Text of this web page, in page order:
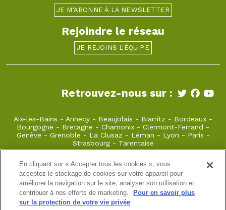
JE M'ABONNE À LA NEWSLETTER
Rejoindre le réseau
JE REJOINS L'ÉQUIPE
Retrouvez-nous sur :
Aix-les-Bains - Annecy - Beaujolais - Biarritz - Bordeaux -
Bourgogne - Bretagne - Chamonix - Clermont-Ferrand -
Genève - Grenoble - La Clusaz - Léman - Lyon - Paris -
Strasbourg- Tarentaise
laclusaz@takamaka.fr
04 50 45 60 61 . 74220 La Clusaz
En cliquant sur « Accepter tous les cookies », vous
acceptez le stockage de cookies sur votre appareil pour
améliorer la navigation sur le site, analyser son utilisation et
contribuer à nos efforts de marketing.
Pour en savoir plus
sur la protection de votre vie privée